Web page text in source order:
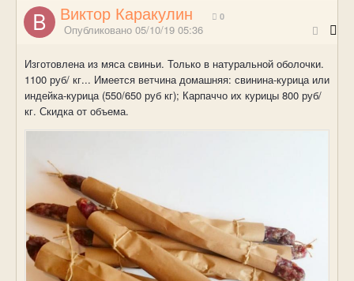
Виктор Каракулин 0
Опубликовано 05/10/19 05:36
Изготовлена из мяса свиньи. Только в натуральной оболочки.
1100 руб/ кг... Имеется ветчина домашняя: свинина-курица или
индейка-курица (550/650 руб кг); Карпаччо их курицы 800 руб/
кг. Скидка от объема.